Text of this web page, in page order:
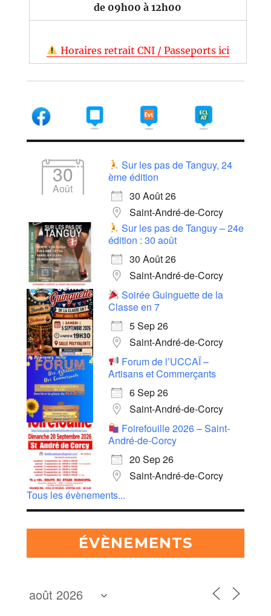
de 09h00 à 12h00
Horaires retrait CNI / Passeports ici
30
Août
Sur les pas de Tanguy, 24
ème édition
30 Août 26
Saint-André-de-Corcy
Sur les pas de Tanguy – 24e
édition : 30 août
30 Août 26
Saint-André-de-Corcy
Soirée Guinguette de la
Classe en 7
5 Sep 26
Saint-André-de-Corcy
Forum de l’UCCAÏ –
Artisans et Commerçants
6 Sep 26
Saint-André-de-Corcy
Foirefouille 2026 – Saint-
André-de-Corcy
20 Sep 26
Saint-André-de-Corcy
Tous les évènements...
ÉVÈNEMENTS